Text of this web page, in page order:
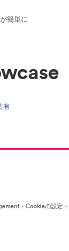
簡単に
有
· Cookieの設定 ·